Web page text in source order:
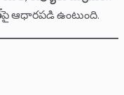
పై ఆధారపడి ఉంటుంది.